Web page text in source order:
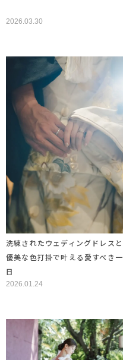
2026.03.30
洗練されたウェディングドレスと
優美な色打掛で叶える愛すべき一
日
2026.01.24